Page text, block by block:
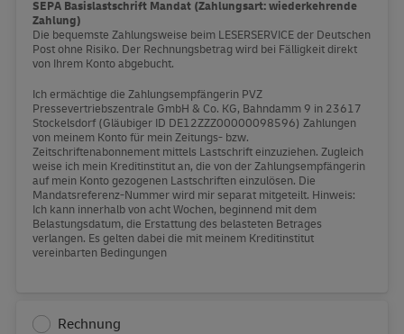
SEPA Basislastschrift Mandat (Zahlungsart: wiederkehrende
Zahlung)
Die bequemste Zahlungsweise beim LESERSERVICE der Deutschen
Post ohne Risiko. Der Rechnungsbetrag wird bei Fälligkeit direkt
von Ihrem Konto abgebucht.
Ich ermächtige die Zahlungsempfängerin PVZ
Pressevertriebszentrale GmbH & Co. KG, Bahndamm 9 in 23617
Stockelsdorf (Gläubiger ID DE12ZZZ00000098596) Zahlungen
von meinem Konto für mein Zeitungs- bzw.
Zeitschriftenabonnement mittels Lastschrift einzuziehen. Zugleich
weise ich mein Kreditinstitut an, die von der Zahlungsempfängerin
auf mein Konto gezogenen Lastschriften einzulösen. Die
Mandatsreferenz-Nummer wird mir separat mitgeteilt. Hinweis:
Ich kann innerhalb von acht Wochen, beginnend mit dem
Belastungsdatum, die Erstattung des belasteten Betrages
verlangen. Es gelten dabei die mit meinem Kreditinstitut
vereinbarten Bedingungen
Rechnung